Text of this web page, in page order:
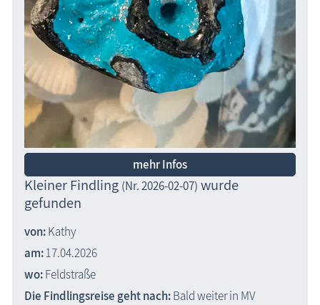
mehr Infos
Kleiner Findling (Nr. 2026-02-07) wurde
gefunden
von:Kathy
am:17.04.2026
wo:Feldstraße
Die Findlingsreise geht nach:Bald weiter in MV